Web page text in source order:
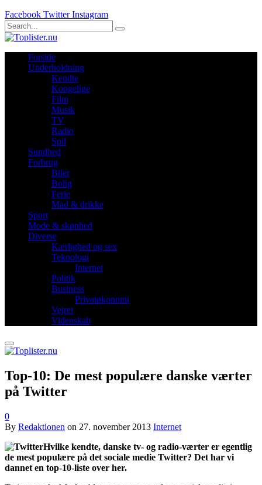
Facebook Twitter Instagram
Forside
Underholdning
Kendte
Kongelige
Film
Musik
TV
Radio
Spil
Sundhed
Forbrug
Biler
Bolig
Ferie
Mad & drikke
Sport
Mode & skønhed
Diverse
Kærlighed og sex
Teknologi
Internet
Politik
Business
Privatøkonomi
Vejret
Videnskab
Top-10: De mest populære danske værter
på Twitter
0
By Redaktionen on 27. november 2013 Internet
Hvilke kendte, danske tv- og radio-værter er egentlig
de mest populære på det sociale medie Twitter? Det har vi
dannet en top-10-liste over her.